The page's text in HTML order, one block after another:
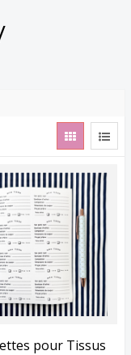
pour Tissus